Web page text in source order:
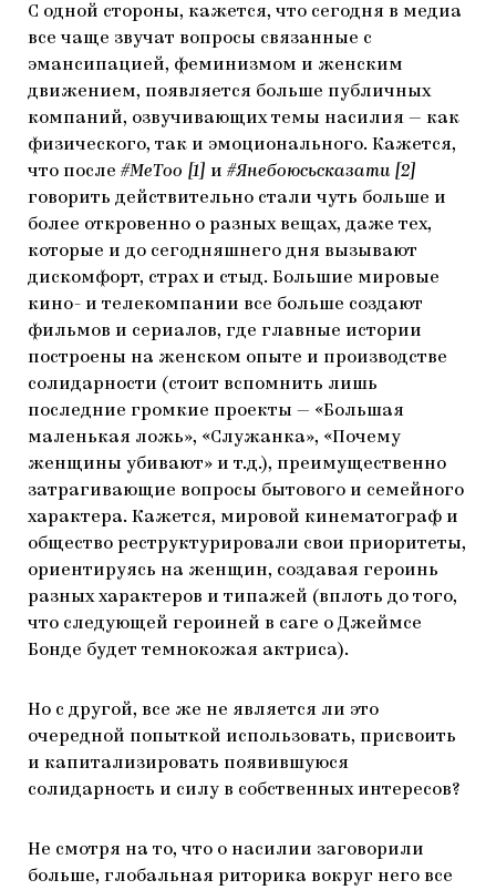
С одной стороны, кажется, что сегодня в медиа
все чаще звучат вопросы связанные с
эмансипацией, феминизмом и женским
движением, появляется больше публичных
компаний, озвучивающих темы насилия — как
физического, так и эмоционального. Кажется,
что после #MeToo [1] и #Янебоюсьсказати [2]
говорить действительно стали чуть больше и
более откровенно о разных вещах, даже тех,
которые и до сегодняшнего дня вызывают
дискомфорт, страх и стыд. Большие мировые
кино- и телекомпании все больше создают
фильмов и сериалов, где главные истории
построены на женском опыте и производстве
солидарности (стоит вспомнить лишь
последние громкие проекты — «Большая
маленькая ложь», «Служанка», «Почему
женщины убивают» и т.д.), преимущественно
затрагивающие вопросы бытового и семейного
характера. Кажется, мировой кинематограф и
общество реструктурировали свои приоритеты,
ориентируясь на женщин, создавая героинь
разных характеров и типажей (вплоть до того,
что следующей героиней в саге о Джеймсе
Бонде будет темнокожая актриса).
Но с другой, все же не является ли это
очередной попыткой использовать, присвоить
и капитализировать появившуюся
солидарность и силу в собственных интересов?
Не смотря на то, что о насилии заговорили
больше, глобальная риторика вокруг него все